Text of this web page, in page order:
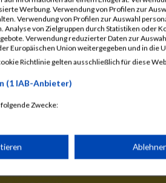
Werbung. Verwendung von Profilen zur
Verwendung von Profilen zur Auswahl
Analyse von Zielgruppen durch Statistiken oder
Verwendung reduzierter Daten zur
Europäischen Union weitergegeben und in die
Richtlinie gelten ausschließlich für diese
(1 IAB-Anbieter)
Zwecke:
Zugriff auf Informationen auf einem